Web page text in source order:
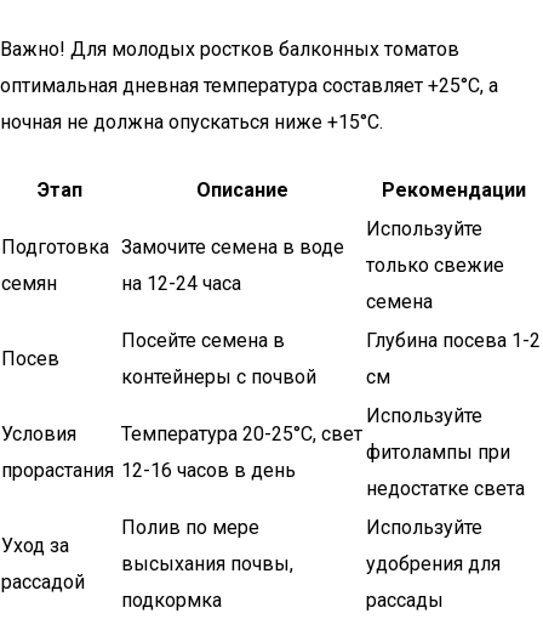
Важно! Для молодых ростков балконных томатов
оптимальная дневная температура составляет +25°C, а
ночная не должна опускаться ниже +15°C.
Этап Описание Рекомендации
Подготовка
семян
Замочите семена в воде
на 12-24 часа
Используйте
только свежие
семена
Посев
Посейте семена в
контейнеры с почвой
Глубина посева 1-2
см
Условия
прорастания
Температура 20-25°C, свет
12-16 часов в день
Используйте
фитолампы при
недостатке света
Уход за
рассадой
Полив по мере
высыхания почвы,
подкормка
Используйте
удобрения для
рассады